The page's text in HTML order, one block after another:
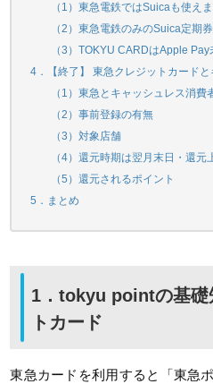
（1）東急電鉄ではSuicaも使え
（2）東急電鉄のみのSuica定期
（3）TOKYU CARDはApple Pay
4．【終了】 東急クレジットカード
（1）東急とキャッシュレス消費
（2）事前登録の有無
（3）対象店舗
（4）還元時期は翌月末日・還元
（5）還元されるポイント
5．まとめ
1．tokyu pointの基礎
トカード
東急カードを利用すると「東急